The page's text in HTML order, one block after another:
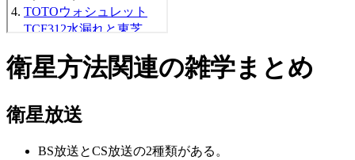
衛星方法関連の雑学まとめ
衛星放送
BS放送とCS放送の2種類がある。